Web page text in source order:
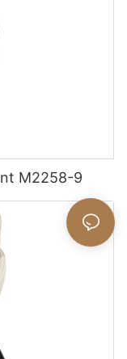
M2258-9